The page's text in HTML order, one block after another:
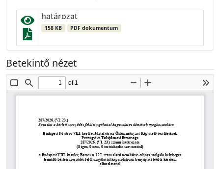
határozat
158 KB PDF dokumentum
Betekintő nézet